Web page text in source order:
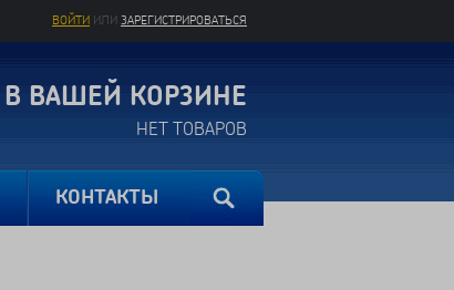
ВОЙТИ ИЛИ ЗАРЕГИСТРИРОВАТЬСЯ
В ВАШЕЙ КОРЗИНЕ
НЕТ ТОВАРОВ
КОНТАКТЫ